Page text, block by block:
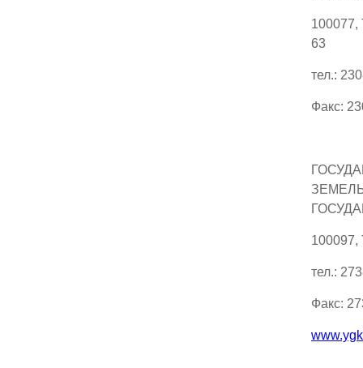
63
тел.:
Факс:
тел.:
Факс: